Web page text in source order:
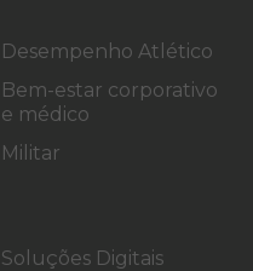
Desempenho Atlético
Bem-estar corporativo
e médico
Militar
Soluções Digitais